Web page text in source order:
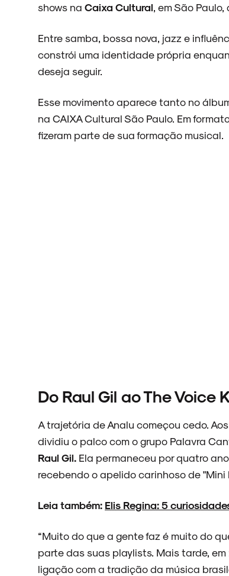
ENTREVISTAS
ESPECIAIS
FAIXA A FAIXA
shows na Caixa Cultural , em São
Entre samba, bossa nova, jazz e
constrói uma identidade própria
deseja seguir.
Esse movimento aparece tanto no
na CAIXA Cultural São Paulo. Em
fizeram parte de sua formação musical.
Do Raul Gil ao The Voice
A trajetória de Analu começou cedo.
dividiu o palco com o grupo Palavra
Raul Gil. Ela permaneceu por quatro
recebendo o apelido carinhoso de "Mini
Leia também: Elis Regina: 5
“Muito do que a gente faz é muito do
parte das suas playlists. Mais tarde,
ligação com a tradição da música